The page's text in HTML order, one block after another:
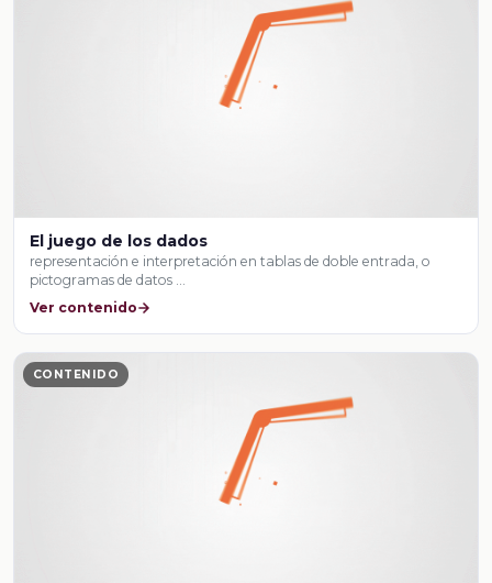
El juego de los dados
representación e interpretación en tablas de doble entrada, o
pictogramas de datos …
Ver contenido
CONTENIDO